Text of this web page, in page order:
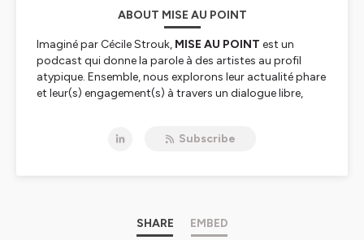
ABOUT MISE AU POINT
Imaginé par Cécile Strouk, MISE AU POINT est un
podcast qui donne la parole à des artistes au profil
atypique. Ensemble, nous explorons leur actualité phare
et leur(s) engagement(s) à travers un dialogue libre,
Subscribe
SHARE EMBED